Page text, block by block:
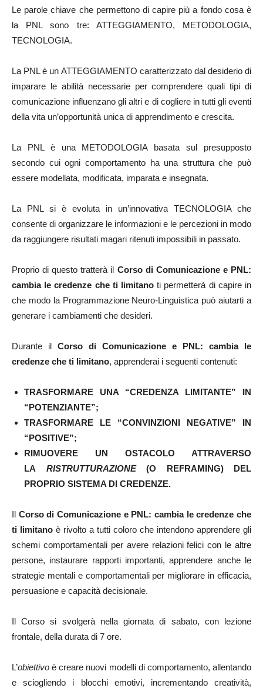
Le parole chiave che permettono di capire più a fondo cosa è
la PNL sono tre: ATTEGGIAMENTO, METODOLOGIA,
TECNOLOGIA.
La PNL è un ATTEGGIAMENTO caratterizzato dal desiderio di
imparare le abilità necessarie per comprendere quali tipi di
comunicazione influenzano gli altri e di cogliere in tutti gli eventi
della vita un’opportunità unica di apprendimento e crescita.
La PNL è una METODOLOGIA basata sul presupposto
secondo cui ogni comportamento ha una struttura che può
essere modellata, modificata, imparata e insegnata.
La PNL si è evoluta in un’innovativa TECNOLOGIA che
consente di organizzare le informazioni e le percezioni in modo
da raggiungere risultati magari ritenuti impossibili in passato.
Proprio di questo tratterà il Corso di Comunicazione e PNL:
cambia le credenze che ti limitanoti permetterà di capire in
che modo la Programmazione Neuro-Linguistica può aiutarti a
generare i cambiamenti che desideri.
Durante il Corso di Comunicazione e PNL: cambia le
credenze che ti limitano, apprenderai i seguenti contenuti:
TRASFORMARE UNA “CREDENZA LIMITANTE” IN
“POTENZIANTE”;
TRASFORMARE LE “CONVINZIONI NEGATIVE” IN
“POSITIVE”;
RIMUOVERE UN OSTACOLO ATTRAVERSO
LA RISTRUTTURAZIONE (O REFRAMING) DEL
PROPRIO SISTEMA DI CREDENZE.
Il Corso di Comunicazione e PNL: cambia le credenze che
ti limitano è rivolto a tutti coloro che intendono apprendere gli
schemi comportamentali per avere relazioni felici con le altre
persone, instaurare rapporti importanti, apprendere anche le
strategie mentali e comportamentali per migliorare in efficacia,
persuasione e capacità decisionale.
Il Corso si svolgerà nella giornata di sabato, con lezione
frontale, della durata di 7 ore.
L’obiettivoè creare nuovi modelli di comportamento, allentando
e sciogliendo i blocchi emotivi, incrementando creatività,